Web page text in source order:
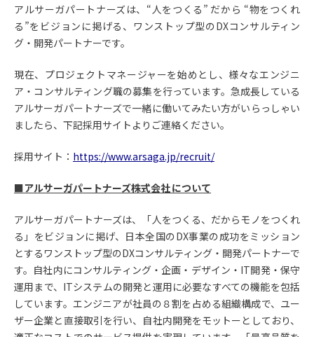
アルサーガパートナーズは、“人をつくる” だから “物をつくれ
る”をビジョンに掲げる、ワンストップ型のDXコンサルティン
グ・開発パートナーです。
現在、プロジェクトマネージャーを始めとし、様々なエンジニ
ア・コンサルティング職の募集を行っています。急成長している
アルサーガパートナーズで一緒に働いてみたい方がいらっしゃい
ましたら、下記採用サイトよりご連絡ください。
採用サイト： https://www.arsaga.jp/recruit/
■アルサーガパートナーズ株式会社 について
アルサーガパートナーズは、「人をつくる、だからモノをつくれ
る」をビジョンに掲げ、日本全国のDX事業の成功をミッション
とするワンストップ型のDXコンサルティング・開発パートナーで
す。自社内にコンサルティング・企画・デザイン・IT開発・保守
運用まで、ITシステムの開発と運用に必要なすべての機能を包括
しています。エンジニアが社員の８割を占める組織構成で、ユー
ザー企業と直接取引を行い、自社内開発をモットーとしており、